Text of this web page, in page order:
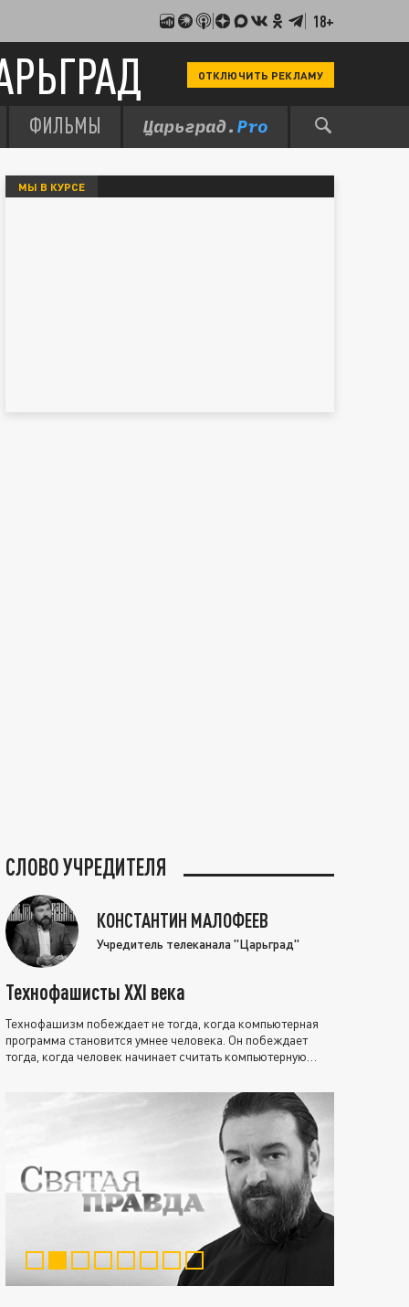
18+
ОТКЛЮЧИТЬ РЕКЛАМУ
ФИЛЬМЫ
МЫ В КУРСЕ
СЛОВО УЧРЕДИТЕЛЯ
КОНСТАНТИН МАЛОФЕЕВ
Учредитель телеканала "Царьград"
Технофашисты XXI века
Технофашизм побеждает не тогда, когда компьютерная
программа становится умнее человека. Он побеждает
тогда, когда человек начинает считать компьютерную